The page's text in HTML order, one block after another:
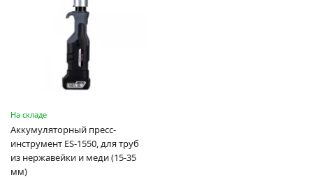
На складе
Аккумуляторный пресс-
инструмент ES-1550, для труб
из нержавейки и меди (15-35
мм)